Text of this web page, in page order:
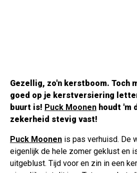
Gezellig, zo'n kerstboom. Toch
goed op je kerstversiering
buurt is! Puck Moonen houdt 'm
zekerheid stevig vast!
Puck Moonen is pas verhuisd. De
eigenlijk de hele zomer geklust en
uitgeblust. Tijd voor en zin in een